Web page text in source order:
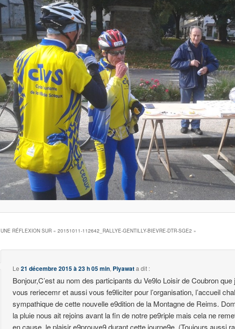
UNE RÉFLEXION SUR « 20151011-112642_RALLYE-GENTILLY-BIEVRE-DTR-SGE2 »
Le21 décembre 2015 à 23 h 05 min, Piyawata dit :
Bonjour,C’est au nom des participants du Ve9lo Loisir de Coubron que
vous reriecemr et aussi vous fe9liciter pour l’organisation, l’accueil
sympathique de cette nouvelle e9dition de la Montagne de Reims.
la pluie nous ait rejoins avant la fin de notre pe9riple mais cela ne
en cause, le plaisir e9prouve9 durant cette journe9e. (Toujours aussi